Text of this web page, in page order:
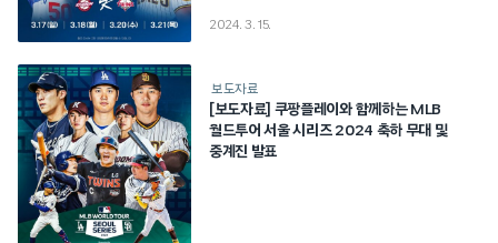
2024. 3. 15.
보도자료
[보도자료] 쿠팡플레이와 함께하는 MLB
월드투어 서울 시리즈 2024 축하 무대 및
중계진 발표